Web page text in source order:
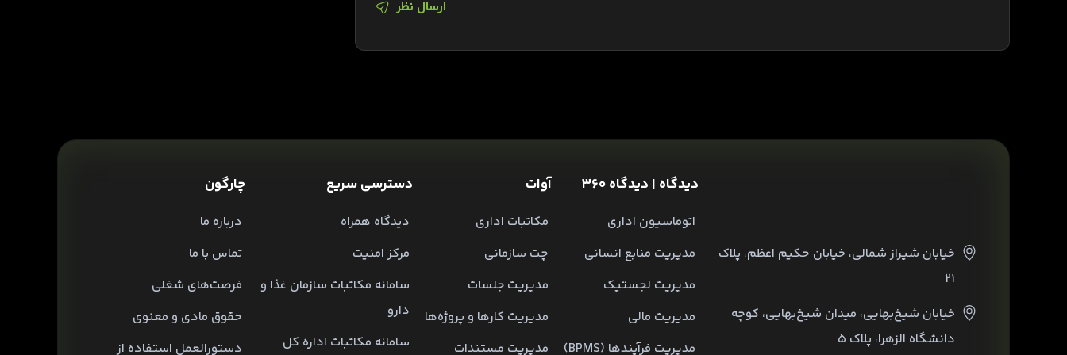
ارسال نظر
خیابان شیراز شمالی، خیابان حکیم اعظم، پلاک
۲۱
خیابان شیخ‌بهایی، میدان شیخ‌بهایی، کوچه
دانشگاه الزهرا، پلاک ۵
دیدگاه | دیدگاه 360
اتوماسیون اداری
مدیریت منابع انسانی
مدیریت لجستیک
مدیریت مالی
مدیریت فرآیندها (BPMS)
آوات
مکاتبات اداری
چت سازمانی
مدیریت جلسات
مدیریت کارها و پروژه‌ها
مدیریت مستندات
دسترسی سریع
دیدگاه همراه
مرکز امنیت
سامانه مکاتبات سازمان غذا و
دارو
سامانه مکاتبات اداره کل
چارگون
درباره ما
تماس با ما
فرصت‌های شغلی
حقوق مادی و معنوی
دستورالعمل استفاده از